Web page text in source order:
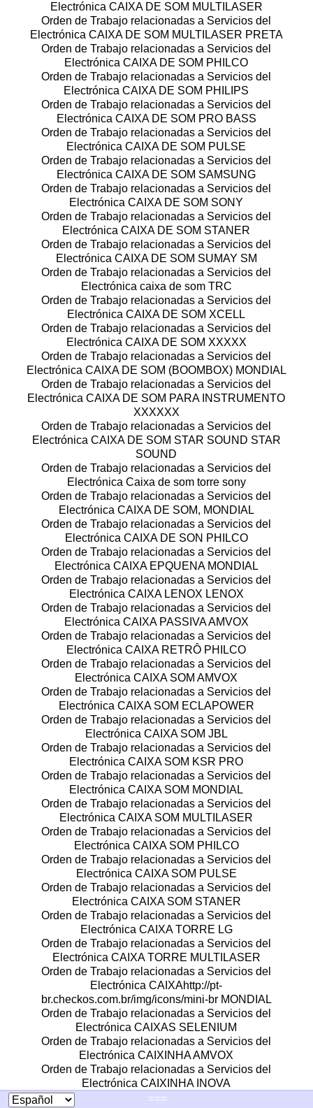
Electrónica CAIXA DE SOM MULTILASER
Orden de Trabajo relacionadas a Servicios del
Electrónica CAIXA DE SOM MULTILASER PRETA
Orden de Trabajo relacionadas a Servicios del
Electrónica CAIXA DE SOM PHILCO
Orden de Trabajo relacionadas a Servicios del
Electrónica CAIXA DE SOM PHILIPS
Orden de Trabajo relacionadas a Servicios del
Electrónica CAIXA DE SOM PRO BASS
Orden de Trabajo relacionadas a Servicios del
Electrónica CAIXA DE SOM PULSE
Orden de Trabajo relacionadas a Servicios del
Electrónica CAIXA DE SOM SAMSUNG
Orden de Trabajo relacionadas a Servicios del
Electrónica CAIXA DE SOM SONY
Orden de Trabajo relacionadas a Servicios del
Electrónica CAIXA DE SOM STANER
Orden de Trabajo relacionadas a Servicios del
Electrónica CAIXA DE SOM SUMAY SM
Orden de Trabajo relacionadas a Servicios del
Electrónica caixa de som TRC
Orden de Trabajo relacionadas a Servicios del
Electrónica CAIXA DE SOM XCELL
Orden de Trabajo relacionadas a Servicios del
Electrónica CAIXA DE SOM XXXXX
Orden de Trabajo relacionadas a Servicios del
Electrónica CAIXA DE SOM (BOOMBOX) MONDIAL
Orden de Trabajo relacionadas a Servicios del
Electrónica CAIXA DE SOM PARA INSTRUMENTO
XXXXXX
Orden de Trabajo relacionadas a Servicios del
Electrónica CAIXA DE SOM STAR SOUND STAR
SOUND
Orden de Trabajo relacionadas a Servicios del
Electrónica Caixa de som torre sony
Orden de Trabajo relacionadas a Servicios del
Electrónica CAIXA DE SOM, MONDIAL
Orden de Trabajo relacionadas a Servicios del
Electrónica CAIXA DE SON PHILCO
Orden de Trabajo relacionadas a Servicios del
Electrónica CAIXA EPQUENA MONDIAL
Orden de Trabajo relacionadas a Servicios del
Electrónica CAIXA LENOX LENOX
Orden de Trabajo relacionadas a Servicios del
Electrónica CAIXA PASSIVA AMVOX
Orden de Trabajo relacionadas a Servicios del
Electrónica CAIXA RETRÔ PHILCO
Orden de Trabajo relacionadas a Servicios del
Electrónica CAIXA SOM AMVOX
Orden de Trabajo relacionadas a Servicios del
Electrónica CAIXA SOM ECLAPOWER
Orden de Trabajo relacionadas a Servicios del
Electrónica CAIXA SOM JBL
Orden de Trabajo relacionadas a Servicios del
Electrónica CAIXA SOM KSR PRO
Orden de Trabajo relacionadas a Servicios del
Electrónica CAIXA SOM MONDIAL
Orden de Trabajo relacionadas a Servicios del
Electrónica CAIXA SOM MULTILASER
Orden de Trabajo relacionadas a Servicios del
Electrónica CAIXA SOM PHILCO
Orden de Trabajo relacionadas a Servicios del
Electrónica CAIXA SOM PULSE
Orden de Trabajo relacionadas a Servicios del
Electrónica CAIXA SOM STANER
Orden de Trabajo relacionadas a Servicios del
Electrónica CAIXA TORRE LG
Orden de Trabajo relacionadas a Servicios del
Electrónica CAIXA TORRE MULTILASER
Orden de Trabajo relacionadas a Servicios del
Electrónica CAIXAhttp://pt-
br.checkos.com.br/img/icons/mini-br MONDIAL
Orden de Trabajo relacionadas a Servicios del
Electrónica CAIXAS SELENIUM
Orden de Trabajo relacionadas a Servicios del
Electrónica CAIXINHA AMVOX
Orden de Trabajo relacionadas a Servicios del
Electrónica CAIXINHA INOVA
Orden de Trabajo relacionadas a Servicios del
===